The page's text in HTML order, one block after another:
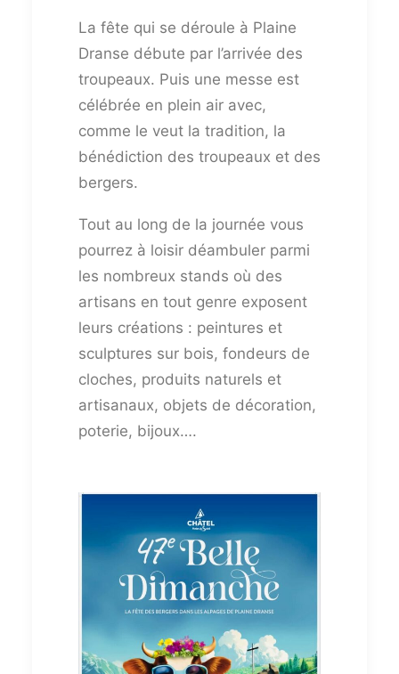
La fête qui se déroule à Plaine
Dranse débute par l’arrivée des
troupeaux. Puis une messe est
célébrée en plein air avec,
comme le veut la tradition, la
bénédiction des troupeaux et des
bergers.
Tout au long de la journée vous
pourrez à loisir déambuler parmi
les nombreux stands où des
artisans en tout genre exposent
leurs créations : peintures et
sculptures sur bois, fondeurs de
cloches, produits naturels et
artisanaux, objets de décoration,
poterie, bijoux….